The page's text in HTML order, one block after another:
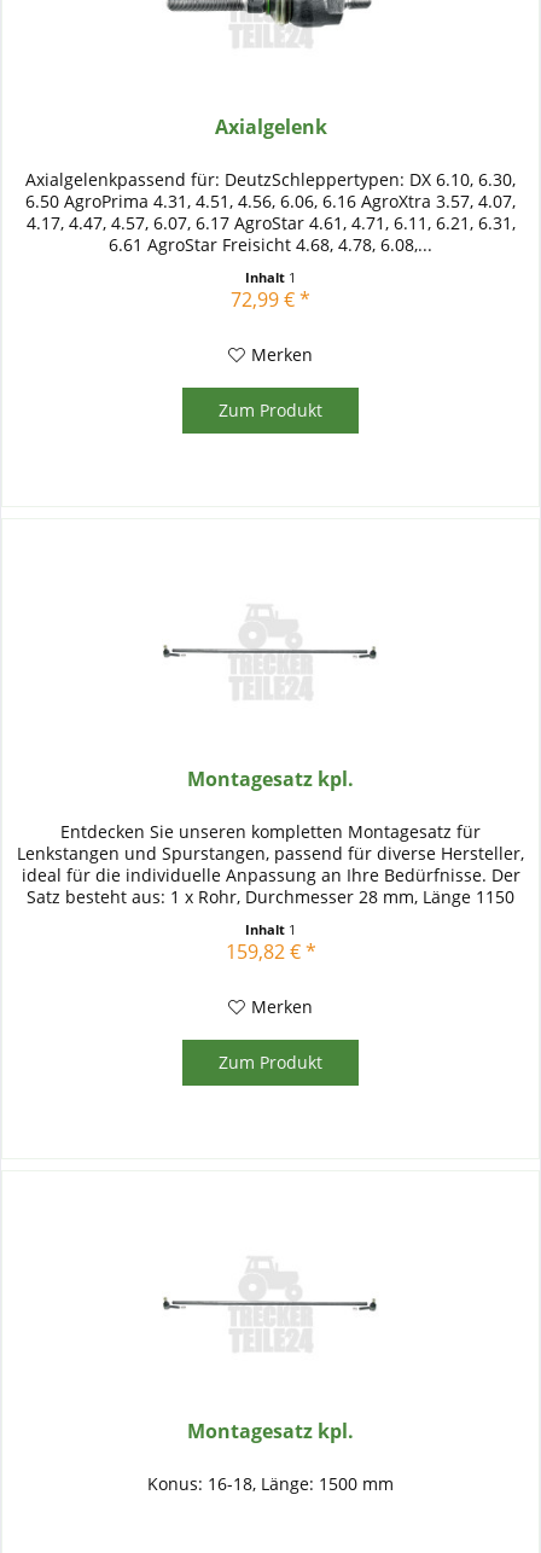
Axialgelenk
Axialgelenkpassend für: DeutzSchleppertypen: DX 6.10, 6.30,
6.50 AgroPrima 4.31, 4.51, 4.56, 6.06, 6.16 AgroXtra 3.57, 4.07,
4.17, 4.47, 4.57, 6.07, 6.17 AgroStar 4.61, 4.71, 6.11, 6.21, 6.31,
6.61 AgroStar Freisicht 4.68, 4.78, 6.08,...
Inhalt 1
72,99 € *
Merken
Zum Produkt
Montagesatz kpl.
Entdecken Sie unseren kompletten Montagesatz für
Lenkstangen und Spurstangen, passend für diverse Hersteller,
ideal für die individuelle Anpassung an Ihre Bedürfnisse. Der
Satz besteht aus: 1 x Rohr, Durchmesser 28 mm, Länge 1150
Inhalt 1
159,82 € *
Merken
Zum Produkt
Montagesatz kpl.
Konus: 16-18, Länge: 1500 mm